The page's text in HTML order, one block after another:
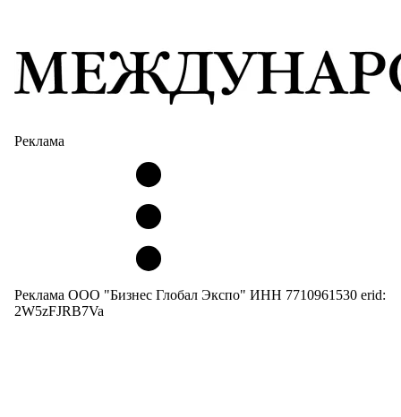
Реклама
Реклама ООО "Бизнес Глобал Экспо" ИНН 7710961530 erid:
2W5zFJRB7Va